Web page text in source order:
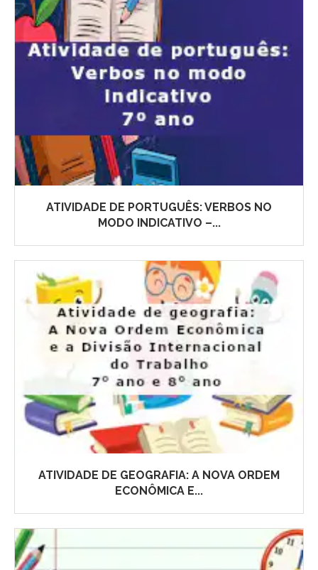
ATIVIDADE DE PORTUGUÊS: VERBOS NO
MODO INDICATIVO –...
ATIVIDADE DE GEOGRAFIA: A NOVA ORDEM
ECONÔMICA E...